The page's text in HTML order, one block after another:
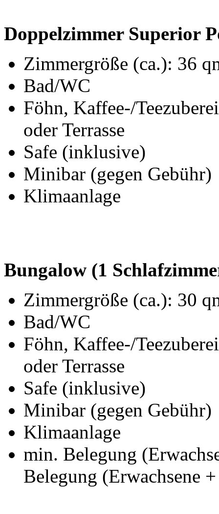
Doppelzimmer Superior
Zimmergröße (ca.): 36
Bad/WC
Föhn, Kaffee-/
oder Terrasse
Safe (inklusive)
Minibar (gegen Gebühr)
Klimaanlage
Bungalow (1
Zimmergröße (ca.): 30
Bad/WC
Föhn, Kaffee-/
oder Terrasse
Safe (inklusive)
Minibar (gegen Gebühr)
Klimaanlage
min. Belegung
Belegung (Erwachsene